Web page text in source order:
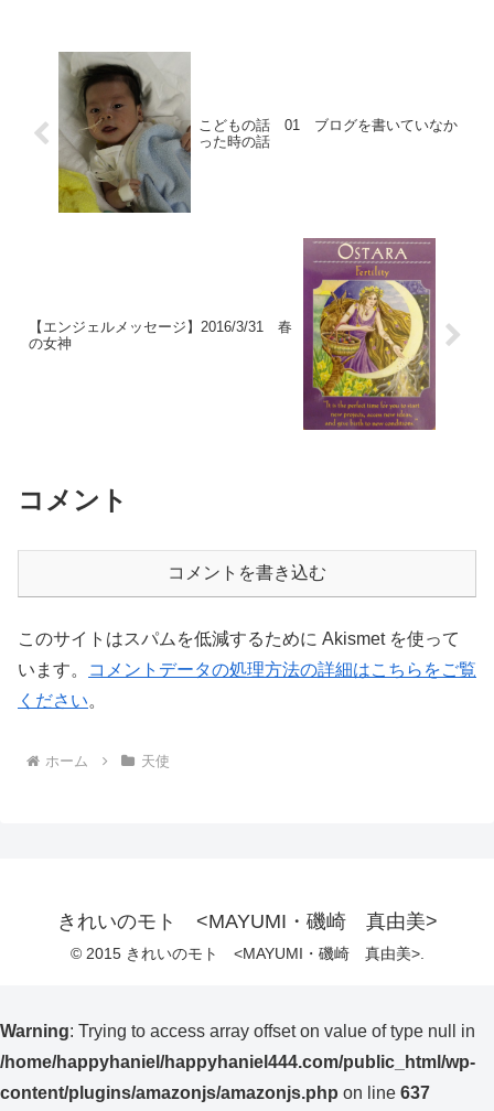
こどもの話 01 ブログを書いていなか
った時の話
【エンジェルメッセージ】2016/3/31 春
の女神
コメント
コメントを書き込む
このサイトはスパムを低減するために Akismet を使って
います。
コメントデータの処理方法の詳細はこちらをご覧
ください。
ホーム 天使
きれいのモト <MAYUMI・磯崎 真由美>
© 2015 きれいのモト <MAYUMI・磯崎 真由美>.
Warning: Trying to access array offset on value of type null in
/home/happyhaniel/happyhaniel444.com/public_html/wp-
content/plugins/amazonjs/amazonjs.php on line 637